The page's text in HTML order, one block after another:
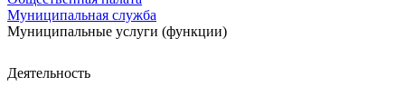
Муниципальная служба
Муниципальные услуги (функции)
Деятельность